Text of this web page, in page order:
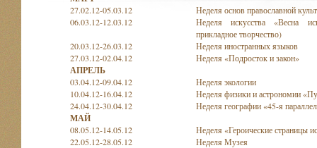
27.02.12-05.03.12
Неделя основ православной
06.03.12-12.03.12
Неделя искусства «Весна
прикладное творчество)
20.03.12-26.03.12
Неделя иностранных языков
27.03.12-02.04.12
Неделя «Подросток и закон»
АПРЕЛЬ
03.04.12-09.04.12
Неделя экологии
10.04.12-16.04.12
Неделя физики и астрономии
24.04.12-30.04.12
Неделя географии «45-я
МАЙ
08.05.12-14.05.12
Неделя «Героические страницы
22.05.12-28.05.12
Неделя Музея